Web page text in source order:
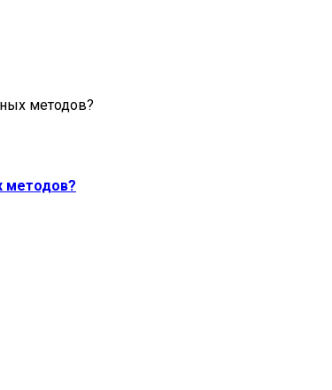
методов?